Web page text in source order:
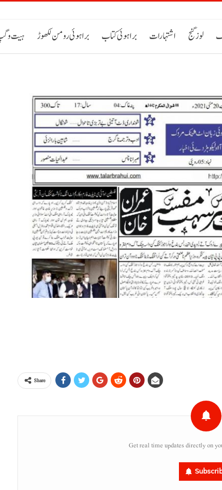
ہیت و براہوئی رومن لکھوڑ براہوئی کتاب اشتہارات لوز گنج
Share
Get real time updates directly on